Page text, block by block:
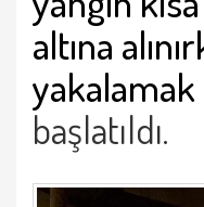
altına
yakalamak
başlatıldı.